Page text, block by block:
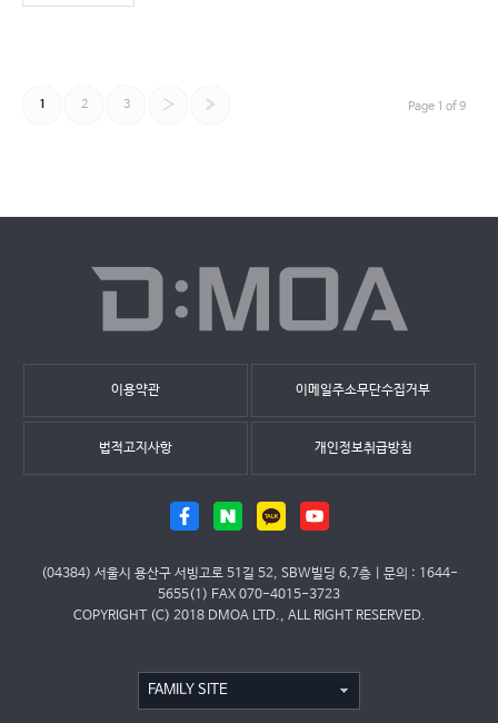
Page 1 of 9
1 2 3 › »
이용약관 이메일주소무단수집거부
법적고지사항 개인정보취급방침
(04384) 서울시 용산구 서빙고로 51길 52, SBW빌딩 6,7층 | 문의 : 1644-
5655(1) FAX 070-4015-3723
COPYRIGHT (C) 2018 DMOA LTD., ALL RIGHT RESERVED.
FAMILY SITE